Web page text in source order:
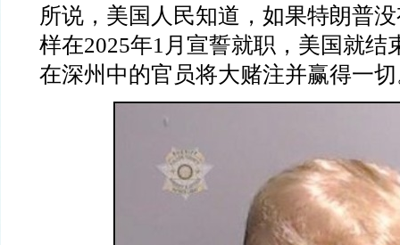
所说，美国人民知道，如果特朗普
样在2025年1 月宣誓就职，美国就结
在深州中的官员将大赌注并赢得一